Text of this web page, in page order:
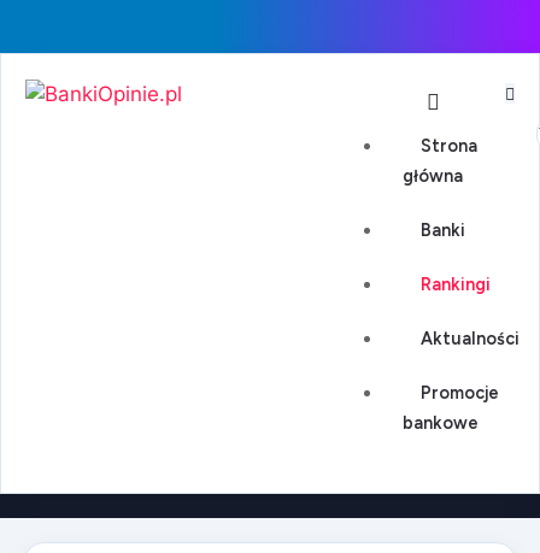
Strona
główna
Banki
Rankingi
Aktualności
Promocje
bankowe